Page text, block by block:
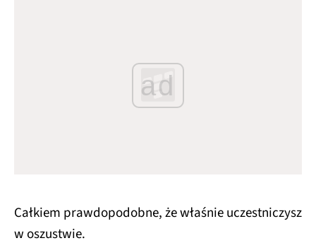
ad
Całkiem prawdopodobne, że właśnie uczestniczysz
w oszustwie.